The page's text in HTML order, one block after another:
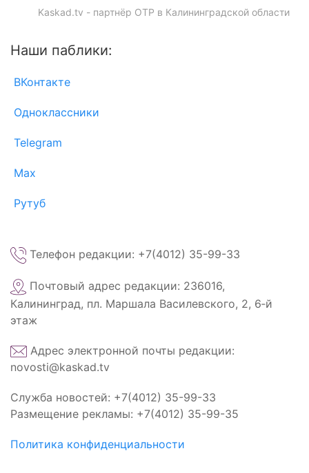
Kaskad.tv - партнёр ОТР в Калининградской области
Наши паблики:
ВКонтакте
Одноклассники
Telegram
Max
Рутуб
Телефон редакции: +7(4012) 35-99-33
Почтовый адрес редакции: 236016,
Калининград, пл. Маршала Василевского, 2, 6‑й
этаж
Адрес электронной почты редакции:
novosti@kaskad.tv
Служба новостей: +7(4012) 35-99-33
Размещение рекламы: +7(4012) 35-99-35
Политика конфиденциальности